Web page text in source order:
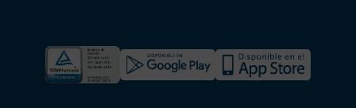
Granada
Guadalajara